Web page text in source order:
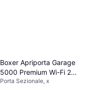
Boxer Apriporta Garage
5000 Premium Wi-Fi 2
Telecomandi
Porta Sezionale, x